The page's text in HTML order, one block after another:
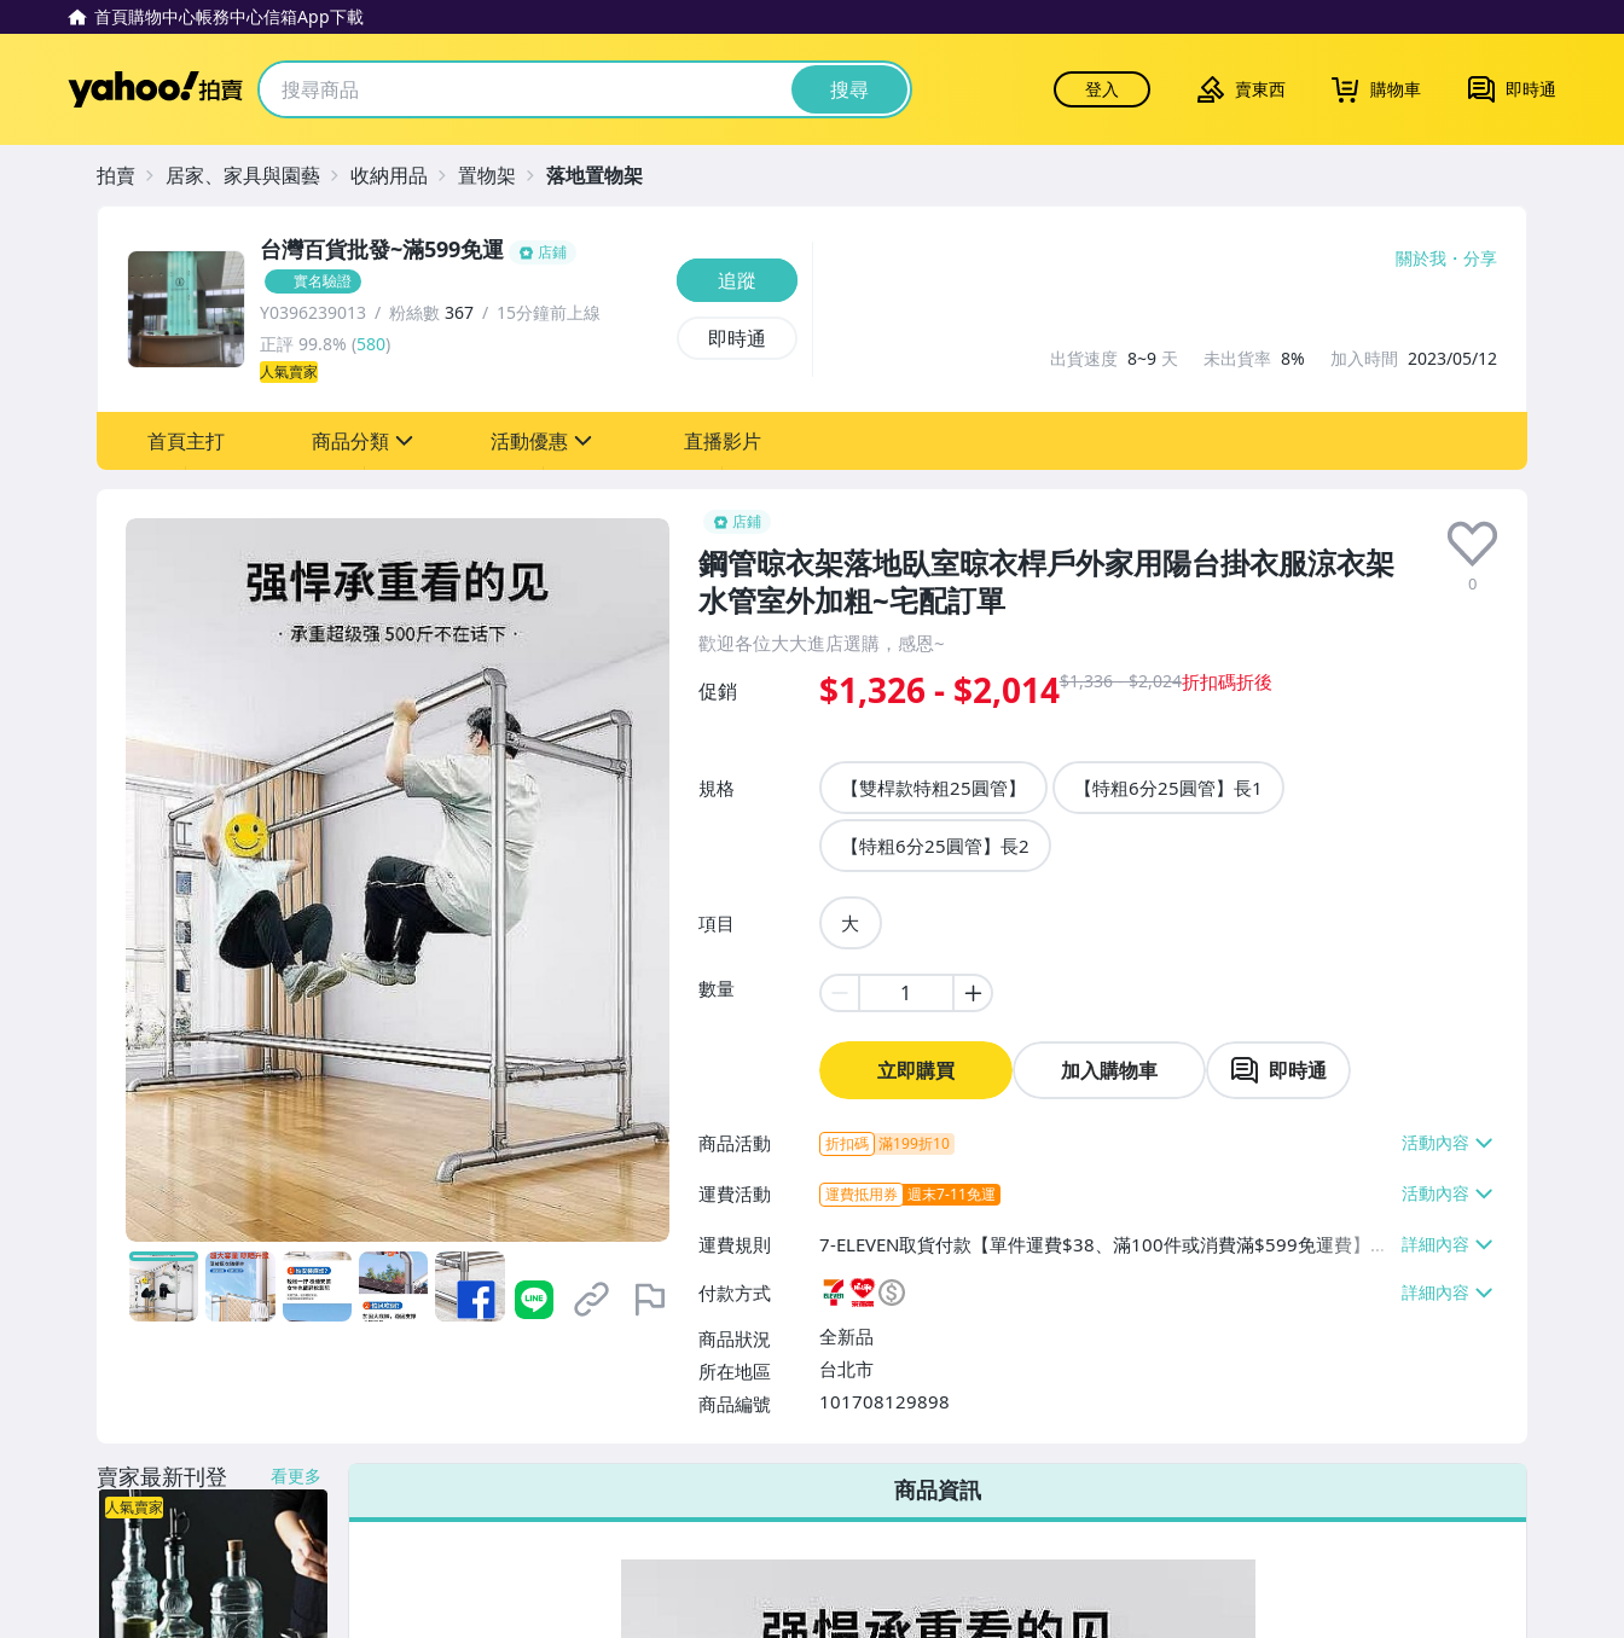
首頁購物中心帳務中心信箱App下載
Yahoo拍賣 搜尋 登入 賣東西 購物車 即時通
店鋪
鋼管晾衣架落地臥室晾衣桿戶外家用陽台掛衣服涼衣架
水管室外加粗~宅配訂單
0
歡迎各位大大進店選購，感恩~
促銷 $1,326 - $2,014$1,336 - $2,024
規格 【雙桿款特粗25圓管】 【特粗6分25圓管】長1
【特粗6分25圓管】長2
項目 大
數量
立即購買 加入購物車 即時通
商品活動 折扣碼 滿199折10
運費活動 運費抵用券 週末7-11免運
運費規則
7-ELEVEN取貨付款【單件運費$38、滿100件或消費滿$599免運費】、
萊爾富取貨付款【單件運費$60、滿100件或消費滿$599免運費】、宅
配/貨運【單件運費$80、滿100件或消費滿$599免運費】
付款方式
商品狀況
全新品
所在地區
台北市
商品編號
101708129898
7-ELEVEN 運費只要38元
不限金額、筆數，筆筆優惠無限次！
台灣百貨批發~滿599免運
店鋪
實名驗證
Y0396239013 粉絲數 367
15分鐘前上線
正評 99.8% (580)
人氣賣家
追蹤
即時通
關於我 分享
出貨速度 8~9 天 未出貨率 8% 加入時間 2023/05/12
首頁主打 商品分類 活動優惠 直播影片
拍賣 居家、家具與園藝 收納用品 置物架 落地置物架
商品資訊
賣家最新刊登 看更多
人氣賣家